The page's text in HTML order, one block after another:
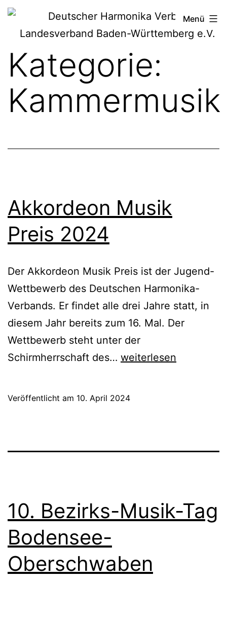
Zum
Deutscher
Harmonika-
Verband
Menü
Kategorie:
Kammermusik
Akkordeon Musik
Preis 2024
Der Akkordeon Musik Preis ist der Jugend-
Wettbewerb des Deutschen Harmonika-
Verbands. Er findet alle drei Jahre statt, in
diesem Jahr bereits zum 16. Mal. Der
Wettbewerb steht unter der
Schirmherrschaft des… Akkordeon
weiterlesen
Veröffentlicht am 10. April 2024
10. Bezirks-Musik-Tag
Bodensee-
Oberschwaben